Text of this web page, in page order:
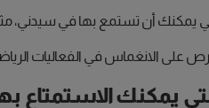
يمكنك أن تستمع بها في سيدني،
على الانغماس في الفعاليات
يمكنك الاستمتاع